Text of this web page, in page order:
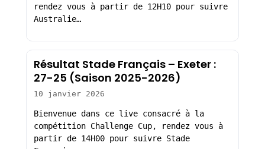
rendez vous à partir de 12H10 pour suivre
Australie…
Résultat Stade Français – Exeter :
27-25 (Saison 2025-2026)
10 janvier 2026
Bienvenue dans ce live consacré à la
compétition Challenge Cup, rendez vous à
partir de 14H00 pour suivre Stade